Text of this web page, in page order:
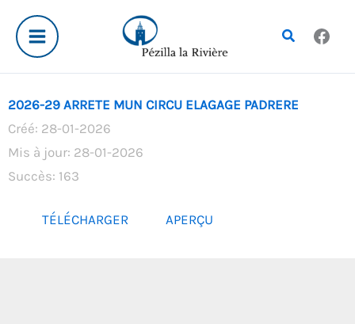
contenu
Rechercher
2026-29 ARRETE MUN CIRCU ELAGAGE PADRERE
Créé: 28-01-2026
Mis à jour: 28-01-2026
Succès: 163
TÉLÉCHARGER APERÇU